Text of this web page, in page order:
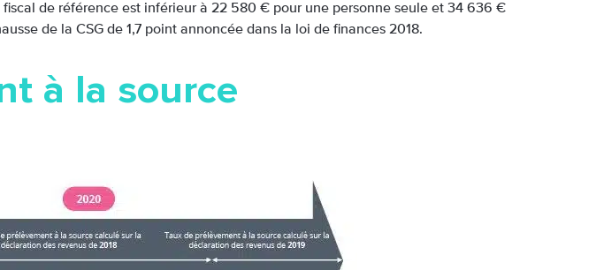
de référence est inférieur à 22 580 € pour une personne seule et 34 636 €
de la CSG de 1,7 point annoncée dans la loi de finances 2018.
à la source